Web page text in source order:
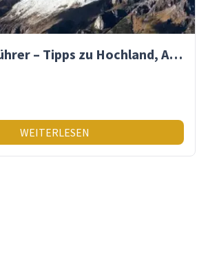
Peru Reiseführer – Tipps zu Hochland, Amazonas & Inka-Erbe
WEITERLESEN